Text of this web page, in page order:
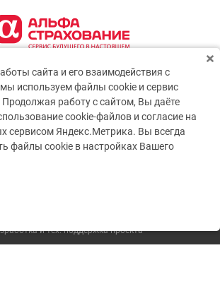
и тех. поддержка проекта
сайта и его взаимодействия с
используем файлы cookie и сервис
работу с сайтом, Вы даёте
cookie-файлов и согласие на
сервисом Яндекс.Метрика. Вы всегда
файлы cookie в настройках Вашего